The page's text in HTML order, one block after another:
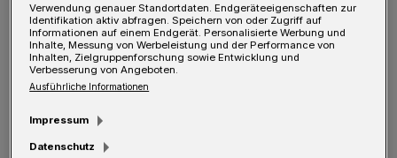
„Die Löwin hatte nur noch wenig Kraft in
mit großer Mühe ihre Lieblingsplätze
Verwendung genauer Standortdaten. Endgeräteeigenschaften zur
Identifikation aktiv abfragen. Speichern von oder Zugriff auf
Informationen auf einem Endgerät. Personalisierte Werbung und
Inhalte, Messung von Werbeleistung und der Performance von
Inhalten, Zielgruppenforschung sowie Entwicklung und
Verbesserung von Angeboten.
Ausführliche Informationen
Impressum
Datenschutz